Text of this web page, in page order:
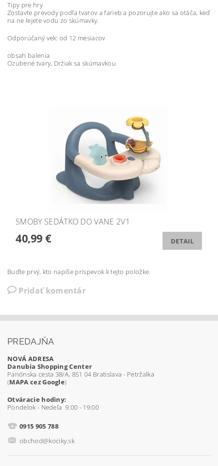
Tipy pre hry
Zostavte prevody podľa tvarov a farieb a pozorujte ako sa otáča, keď
na ne lejete vodu zo skúmavky.
Odporúčaný vek: od 12 mesiacov
obsah balenia
Ozubené tvary, Držiak sa skúmavkou
SMOBY SEDÁTKO DO VANE 2V1
40,99 € DETAIL
Buďte prvý, kto napíše príspevok k tejto položke.
Pridať komentár
PREDAJŇA
NOVÁ ADRESA
Danubia Shopping Center
Panónska cesta 38/A, 851 04 Bratislava - Petržalka
(MAPA cez Google)
Otváracie hodiny:
Pondelok - Nedeľa 9:00 - 19:00
0915 905 788
obchod@kociky.sk